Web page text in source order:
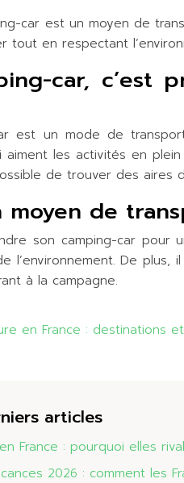
car est un moyen de
tout en respectant
car, c’est
est un mode de
aiment les activités en
de trouver des aires
moyen de
son camping-car pour
l’environnement. De
à la campagne.
en France : destinations
articles
France : pourquoi elles
2026 : comment les